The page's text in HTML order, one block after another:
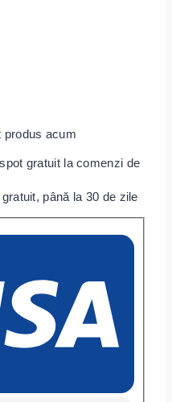
produs acum
gratuit la comenzi de
până la 30 de zile